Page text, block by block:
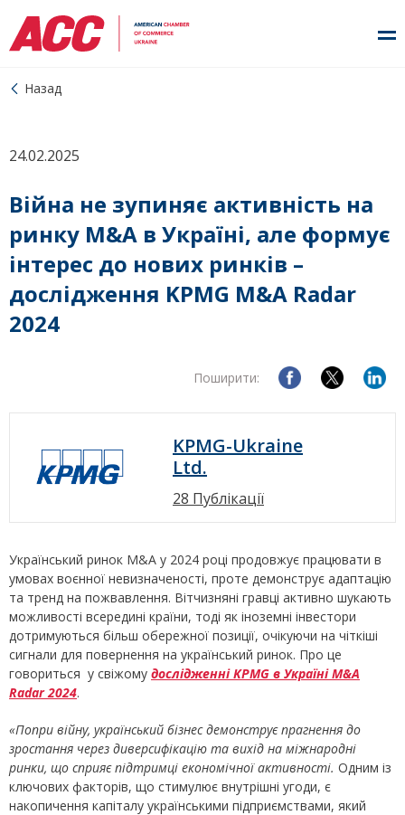
Назад
24.02.2025
Війна не зупиняє активність на
ринку M&A в Україні, але формує
інтерес до нових ринків –
дослідження KPMG M&A Radar
2024
Поширити:
KPMG-Ukraine
Ltd.
28 Публікації
Український ринок M&A у 2024 році продовжує працювати в
умовах воєнної невизначеності, проте демонструє адаптацію
та тренд на пожвавлення. Вітчизняні гравці активно шукають
можливості всередині країни, тоді як іноземні інвестори
дотримуються більш обережної позиції, очікуючи на чіткіші
сигнали для повернення на український ринок. Про це
говориться у свіжому дослідженні KPMG в Україні M&A
Radar 2024.
«Попри війну, український бізнес демонструє прагнення до
зростання через диверсифікацію та вихід на міжнародні
ринки, що сприяє підтримці економічної активності. Одним із
ключових факторів, що стимулює внутрішні угоди, є
накопичення капіталу українськими підприємствами, який